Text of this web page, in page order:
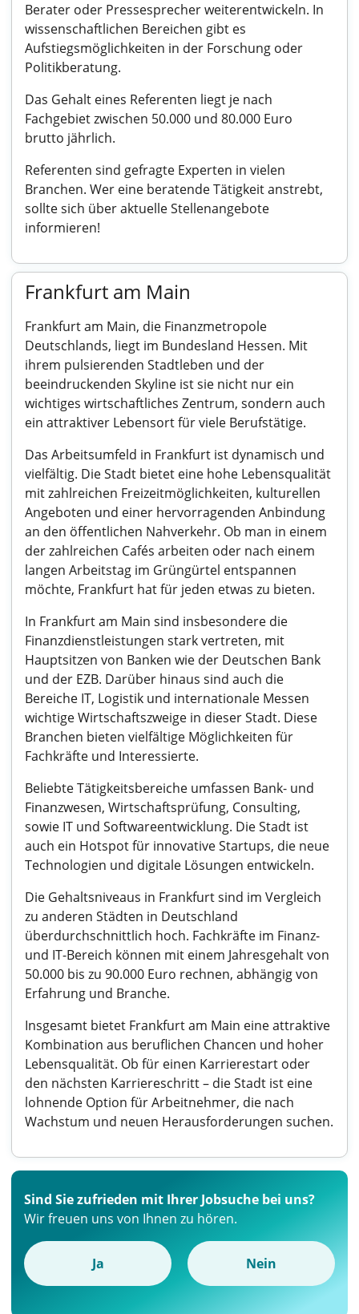
Berater oder Pressesprecher weiterentwickeln. In
wissenschaftlichen Bereichen gibt es
Aufstiegsmöglichkeiten in der Forschung oder
Politikberatung.
Das Gehalt eines Referenten liegt je nach
Fachgebiet zwischen 50.000 und 80.000 Euro
brutto jährlich.
Referenten sind gefragte Experten in vielen
Branchen. Wer eine beratende Tätigkeit anstrebt,
sollte sich über aktuelle Stellenangebote
informieren!
Frankfurt am Main
Frankfurt am Main, die Finanzmetropole
Deutschlands, liegt im Bundesland Hessen. Mit
ihrem pulsierenden Stadtleben und der
beeindruckenden Skyline ist sie nicht nur ein
wichtiges wirtschaftliches Zentrum, sondern auch
ein attraktiver Lebensort für viele Berufstätige.
Das Arbeitsumfeld in Frankfurt ist dynamisch und
vielfältig. Die Stadt bietet eine hohe Lebensqualität
mit zahlreichen Freizeitmöglichkeiten, kulturellen
Angeboten und einer hervorragenden Anbindung
an den öffentlichen Nahverkehr. Ob man in einem
der zahlreichen Cafés arbeiten oder nach einem
langen Arbeitstag im Grüngürtel entspannen
möchte, Frankfurt hat für jeden etwas zu bieten.
In Frankfurt am Main sind insbesondere die
Finanzdienstleistungen stark vertreten, mit
Hauptsitzen von Banken wie der Deutschen Bank
und der EZB. Darüber hinaus sind auch die
Bereiche IT, Logistik und internationale Messen
wichtige Wirtschaftszweige in dieser Stadt. Diese
Branchen bieten vielfältige Möglichkeiten für
Fachkräfte und Interessierte.
Beliebte Tätigkeitsbereiche umfassen Bank- und
Finanzwesen, Wirtschaftsprüfung, Consulting,
sowie IT und Softwareentwicklung. Die Stadt ist
auch ein Hotspot für innovative Startups, die neue
Technologien und digitale Lösungen entwickeln.
Die Gehaltsniveaus in Frankfurt sind im Vergleich
zu anderen Städten in Deutschland
überdurchschnittlich hoch. Fachkräfte im Finanz-
und IT-Bereich können mit einem Jahresgehalt von
50.000 bis zu 90.000 Euro rechnen, abhängig von
Erfahrung und Branche.
Insgesamt bietet Frankfurt am Main eine attraktive
Kombination aus beruflichen Chancen und hoher
Lebensqualität. Ob für einen Karrierestart oder
den nächsten Karriereschritt – die Stadt ist eine
lohnende Option für Arbeitnehmer, die nach
Wachstum und neuen Herausforderungen suchen.
Sind Sie zufrieden mit Ihrer Jobsuche bei uns?
Wir freuen uns von Ihnen zu hören.
Ja Nein